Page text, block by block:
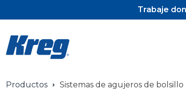
Trabaje
Productos Sistemas de agujeros de bolsillo